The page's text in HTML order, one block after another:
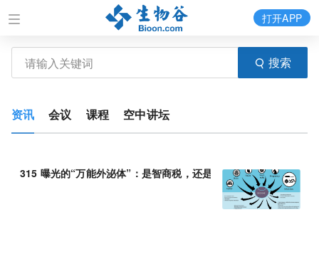
搜索
打开APP
资讯 会议 课程 空中讲坛
315 曝光的“万能外泌体”：是智商税，还是真医疗黑科技？细胞外